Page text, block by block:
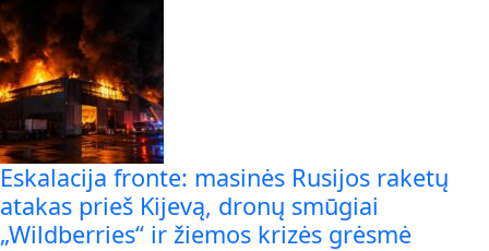
Eskalacija fronte: masinės Rusijos raketų
atakas prieš Kijevą, dronų smūgiai
„Wildberries“ ir žiemos krizės grėsmė